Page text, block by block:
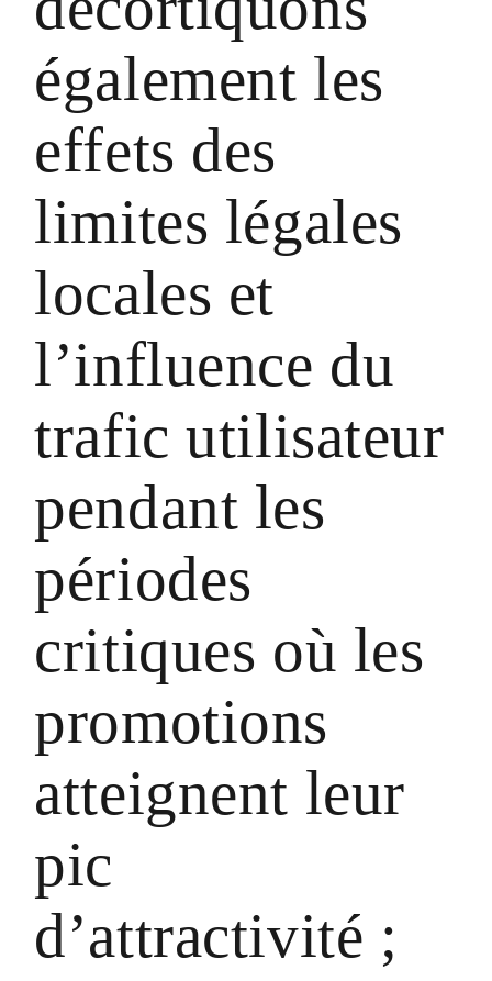
également les
effets des
limites légales
locales et
l’influence du
trafic utilisateur
pendant les
périodes
critiques où les
promotions
atteignent leur
pic
d’attractivité ;